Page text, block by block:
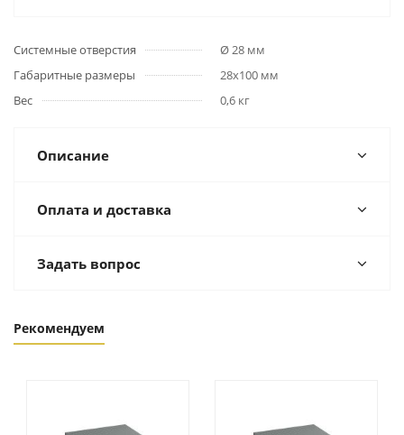
Системные отверстия
Ø 28 мм
Габаритные размеры
28х100 мм
Вес
0,6 кг
Описание
Оплата и доставка
Задать вопрос
Рекомендуем